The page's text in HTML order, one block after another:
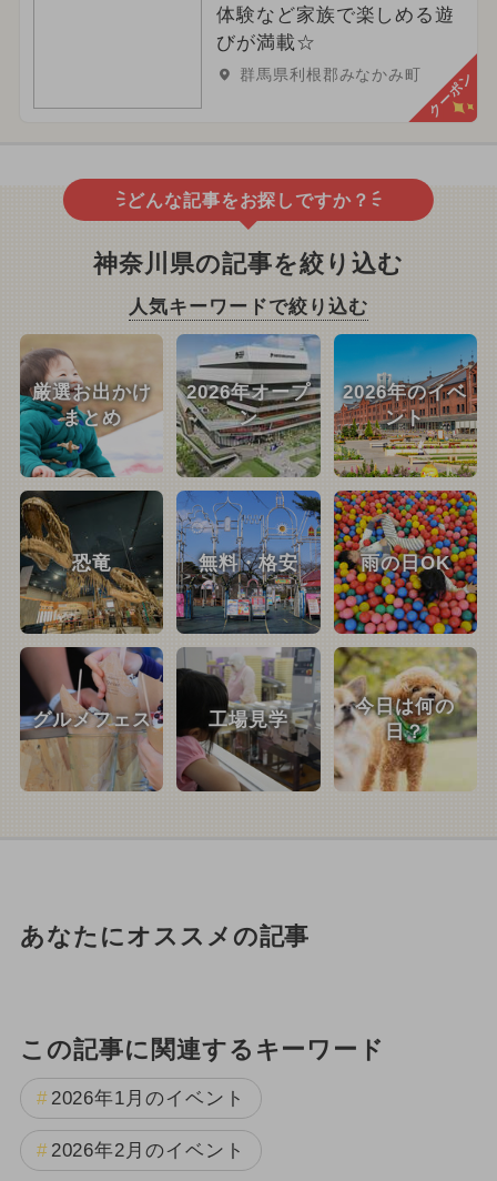
体験など家族で楽しめる遊
びが満載☆
群馬県利根郡みなかみ町 クーポン
どんな記事をお探しですか？
神奈川県の記事を絞り込む
人気キーワードで絞り込む
厳選お出かけ
まとめ
2026年オープ
ン
2026年のイベ
ント
恐竜 無料・格安 雨の日OK
グルメフェス 工場見学
今日は何の
日？
あなたにオススメの記事
この記事に関連するキーワード
2026年1月のイベント
2026年2月のイベント